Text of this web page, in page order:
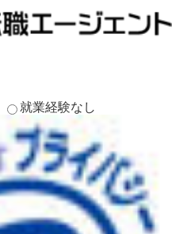
就業経験なし